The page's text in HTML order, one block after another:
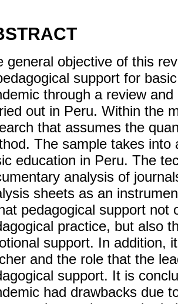
general objective of this
support for
through a review
out in Peru. Within the
that assumes the
The sample takes
education in Peru. The
analysis of
sheets as an
pedagogical support not
practice, but also
support. In addition,
and the role that the
support. It is
had drawbacks due